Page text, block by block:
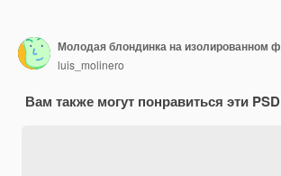
luis_molinero
Вам также могут понравиться эти PSD